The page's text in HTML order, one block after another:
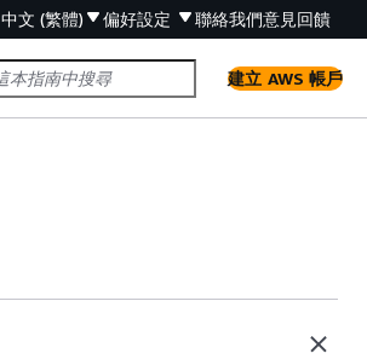
中文 (繁體) 偏好設定 聯絡我們意見回饋
建立 AWS 帳戶